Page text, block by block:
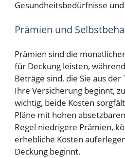
Gesundheitsbedürfnisse
Prämien und
Prämien sind die
für Deckung leisten,
Beträge sind, die Sie aus der
Ihre Versicherung beginnt,
wichtig, beide Kosten
Pläne mit hohen
Regel niedrigere Prämien,
erhebliche Kosten
Deckung beginnt.